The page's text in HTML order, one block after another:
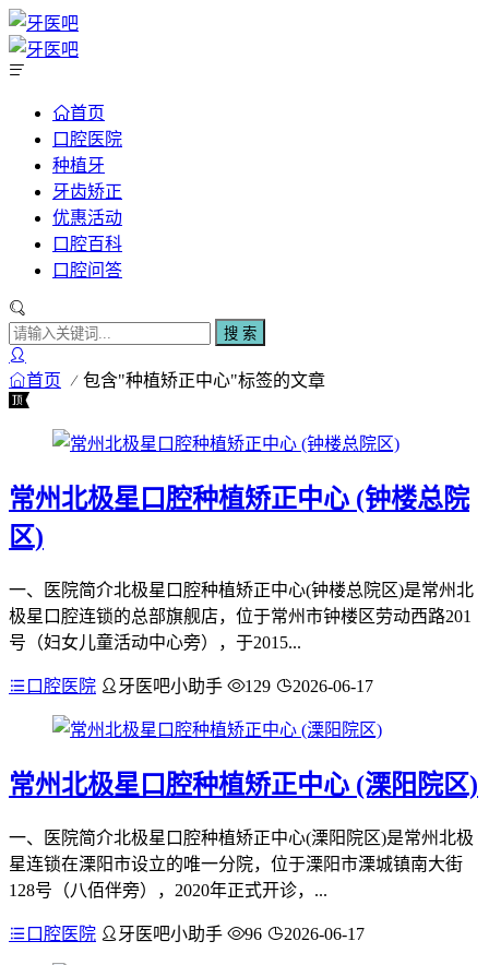
首页
口腔医院
种植牙
牙齿矫正
优惠活动
口腔百科
口腔问答
搜 索
首页 包含"种植矫正中心"标签的文章
常州北极星口腔种植矫正中心 (钟楼总院
区)
一、医院简介北极星口腔种植矫正中心(钟楼总院区)是常州北
极星口腔连锁的总部旗舰店，位于常州市钟楼区劳动西路201
号（妇女儿童活动中心旁），于2015...
口腔医院 牙医吧小助手 129 2026-06-17
常州北极星口腔种植矫正中心 (溧阳院区)
一、医院简介北极星口腔种植矫正中心(溧阳院区)是常州北极
星连锁在溧阳市设立的唯一分院，位于溧阳市溧城镇南大街
128号（八佰伴旁），2020年正式开诊，...
口腔医院 牙医吧小助手 96 2026-06-17